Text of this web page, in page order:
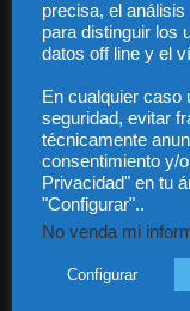
precisa, el
para distinguir los
datos off line y el
En cualquier caso
seguridad, evitar
técnicamente
consentimiento y/
Privacidad" en tu
"Configurar"..
No venda mi
Configurar